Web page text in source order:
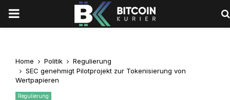
PRIMARY
Home Politik
Regulierung
SEC genehmigt Pilotprojekt zur Tokenisierung von
Wertpapieren
Regulierung